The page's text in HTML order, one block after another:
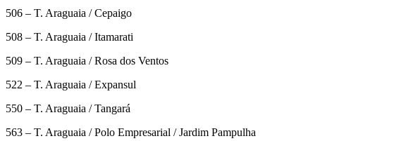
506 – T. Araguaia / Cepaigo
508 – T. Araguaia / Itamarati
509 – T. Araguaia / Rosa dos Ventos
522 – T. Araguaia / Expansul
550 – T. Araguaia / Tangará
563 – T. Araguaia / Polo Empresarial / Jardim Pampulha